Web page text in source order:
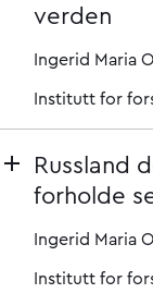
verden
Ingerid Maria
Institutt for
Russland
forholde
Ingerid Maria
Institutt for